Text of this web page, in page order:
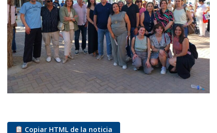
Copiar HTML de la noticia